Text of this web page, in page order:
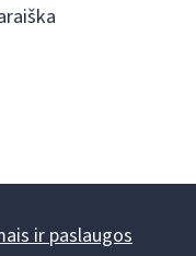
ir paslaugos